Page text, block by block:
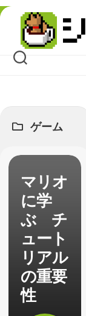
Skip
content
ゲーム
マリオ
に学
ぶ チ
ュート
リアル
の重要
性